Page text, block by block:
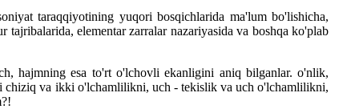
taraqqiyotining yuqori bosqichlarida ma'lum bo'lishicha,
elementar zarralar nazariyasida va boshqa ko'plab
hajmning esa to'rt o'lchovli ekanligini aniq bilganlar. o'nlik,
va ikki o'lchamlilikni, uch - tekislik va uch o'lchamlilikni,